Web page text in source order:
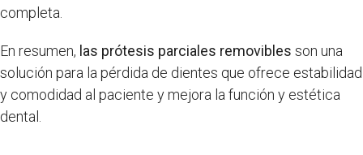
completa.
En resumen, las prótesis parciales removibles son una
solución para la pérdida de dientes que ofrece estabilidad
y comodidad al paciente y mejora la función y estética
dental.